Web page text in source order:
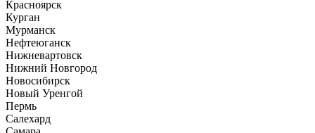
Красноярск
Курган
Мурманск
Нефтеюганск
Нижневартовск
Нижний Новгород
Новосибирск
Новый Уренгой
Пермь
Салехард